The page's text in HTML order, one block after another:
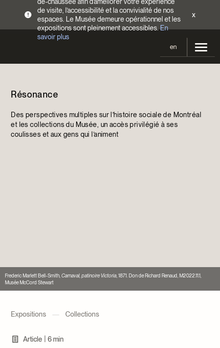
!
de visite, l’accessibilité et la convivialité de nos
espaces. Le Musée demeure opérationnel et les
expositions sont pleinement accessibles.En
savoir plus
x
en
Tarifs
Accès
En cours et à venir
Expositions passées
Activités
Calendrier
Devenir Membre
Devenir bénévole
Jeune McCord philanthrope
Résonance
Des perspectives multiples sur l’histoire sociale de Montréal
et les collections du Musée, un accès privilégié à ses
coulisses et aux gens qui l’animent
Frederic Marlett Bell-Smith, Carnaval, patinoire Victoria , 1871. Don de Richard Renaud, M2022.11.1,
Musée McCord Stewart
Expositions — Collections
Article 6 min